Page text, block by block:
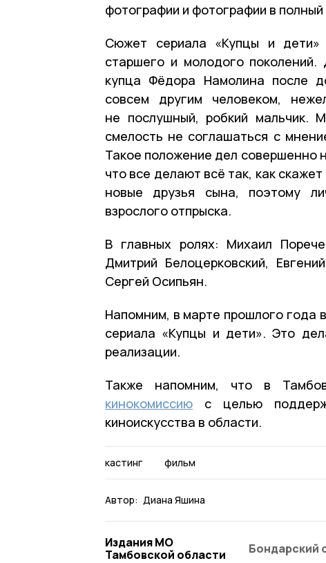
фотографии и фотографии в полный
Сюжет сериала «Купцы и дети»
старшего и молодого
купца Фёдора Намолина после
совсем другим человеком,
не послушный, робкий мальчик.
смелость не соглашаться с
Такое положение дел совершенно
что все делают всё так, как
новые друзья сына, поэтому
взрослого отпрыска.
В главных ролях: Михаил
Дмитрий Белоцерковский,
Сергей Осипьян.
Напомним, в марте прошлого года
сериала «Купцы и дети». Это
реализации.
Также напомним, что в
кинокомиссию с целью
киноискусства в области.
кастинг фильм
Автор: Диана Яшина
Издания МО
Тамбовской области
Бондарский